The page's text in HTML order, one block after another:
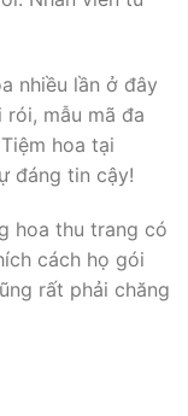
nhiều lần ở đây
mẫu mã đa
hoa tại
đáng tin cậy!
hoa thu trang có
cách họ gói
rất phải chăng